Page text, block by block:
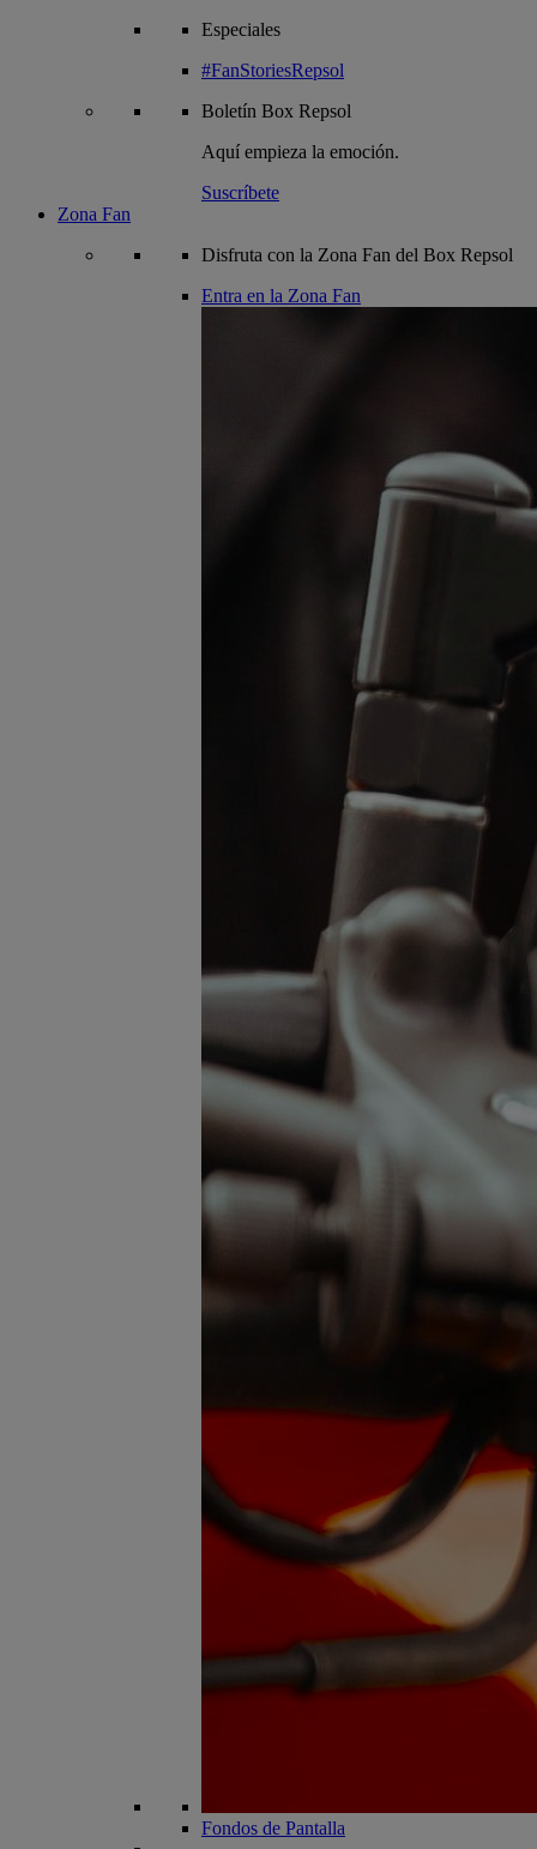
Especiales
#FanStoriesRepsol
Boletín Box Repsol
Aquí empieza la emoción.
Suscríbete
Zona Fan
Disfruta con la Zona Fan del Box Repsol
Entra en la Zona Fan
Fondos de Pantalla